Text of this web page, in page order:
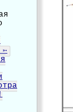
➳